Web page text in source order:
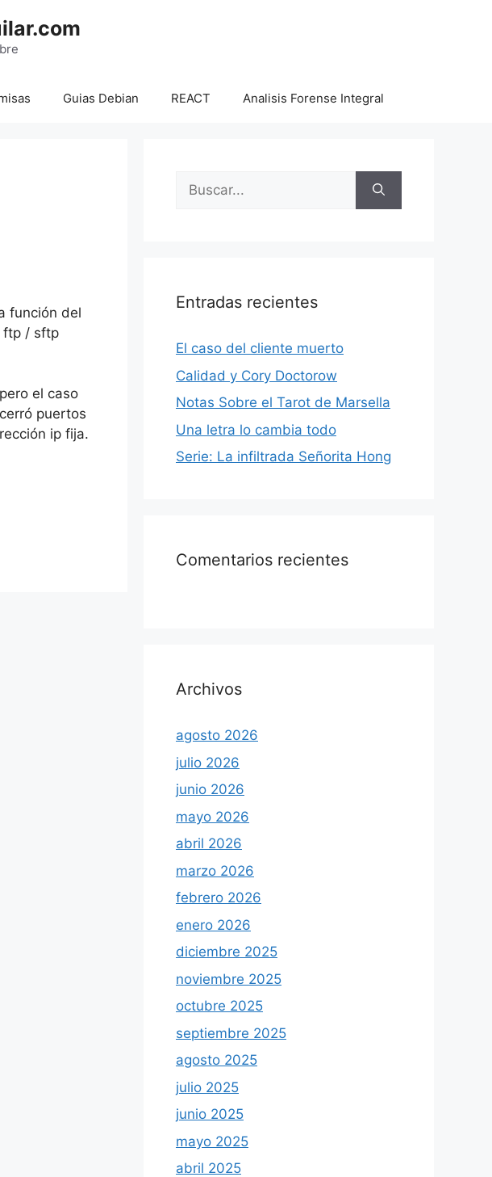
Guias Debian REACT Analisis Forense Integral
función del
ftp / sftp
el caso
puertos
ip fija.
Buscar:
Entradas recientes
El caso del cliente muerto
Calidad y Cory Doctorow
Notas Sobre el Tarot de Marsella
Una letra lo cambia todo
Serie: La infiltrada Señorita Hong
Comentarios recientes
Archivos
agosto 2026
julio 2026
junio 2026
mayo 2026
abril 2026
marzo 2026
febrero 2026
enero 2026
diciembre 2025
noviembre 2025
octubre 2025
septiembre 2025
agosto 2025
julio 2025
junio 2025
mayo 2025
abril 2025